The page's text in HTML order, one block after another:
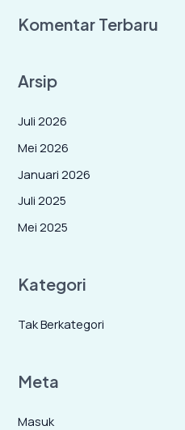
Komentar Terbaru
Arsip
Juli 2026
Mei 2026
Januari 2026
Juli 2025
Mei 2025
Kategori
Tak Berkategori
Meta
Masuk